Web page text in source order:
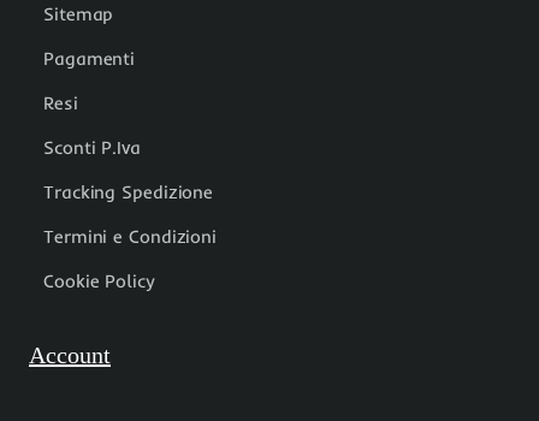
Sitemap
Pagamenti
Resi
Sconti P.Iva
Tracking Spedizione
Termini e Condizioni
Cookie Policy
Account